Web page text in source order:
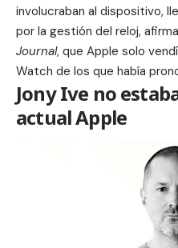
involucraban al dispositivo,
por la gestión del reloj,
Journal, que Apple solo
Watch de los que había
Jony Ive no
actual Apple